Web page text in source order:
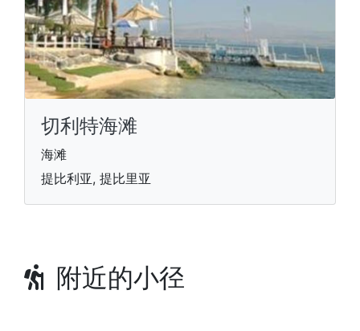
切利特海滩
海滩
提比利亚, 提比里亚
附近的小径